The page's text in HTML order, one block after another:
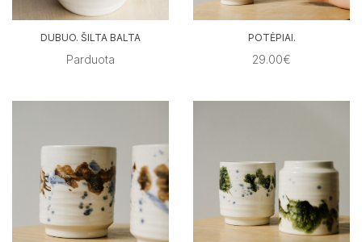
DUBUO. ŠILTA BALTA
Parduota
POTĖPIAI.
29.00€